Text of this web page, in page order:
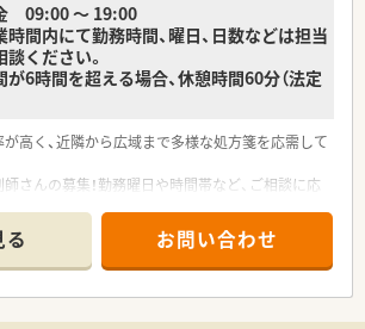
09:00 ～ 19:00
間内にて勤務時間、曜日、日数などは担当
ください。
6時間を超える場合、休憩時間60分（法定
高く、近隣から広域まで多様な処方箋を応需して
さんの募集！勤務曜日や時間帯など、ご相談に応
く迎え、信頼をいただける薬局作りを大切にして
師としての腕を磨けます。常時複数薬剤師の体
お問い合わせ